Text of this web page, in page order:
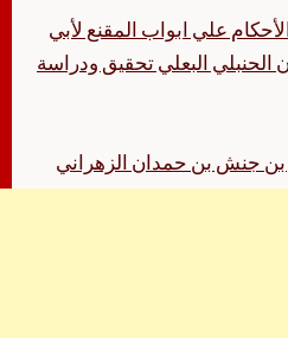
علي ابواب المقنع لأبي
البعلي تحقيق ودراسة
بن جنش بن حمدان الزهراني